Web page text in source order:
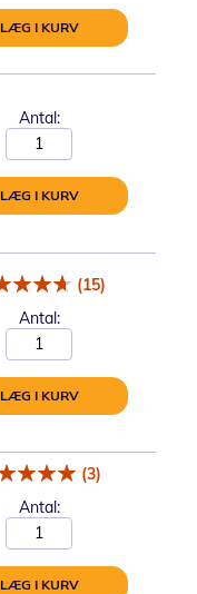
LÆG I KURV
Antal:
LÆG I KURV
(15)
Antal:
LÆG I KURV
(3)
Antal:
LÆG I KURV